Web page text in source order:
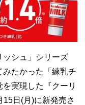
ッシュ」シリーズ
たかった「練乳チ
実現した『クーリ
日(月)に新発売さ